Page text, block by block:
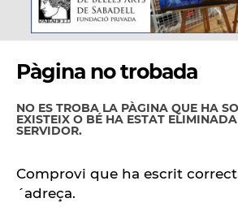
Pàgina no trobada
NO ES TROBA LA PÀGINA QUE HA
EXISTEIX O BÉ HA ESTAT
SERVIDOR.
Comprovi que ha escrit
´adreça.